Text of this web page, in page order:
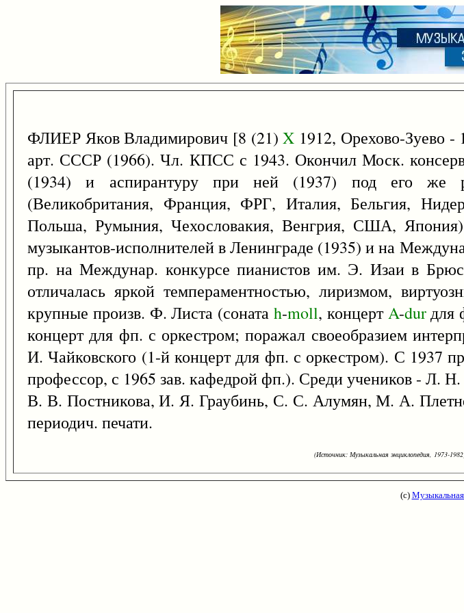
ФЛИЕР Яков Владимирович [8 (21)X 1912, Орехово-Зуево -
арт. СССР (1966). Чл. КПСС с 1943. Окончил Моск.
(1934) и аспирантуру при ней (1937) под его же
(Великобритания, Франция, ФРГ, Италия, Бельгия,
Польша, Румыния, Чехословакия, Венгрия, США,
музыкантов-исполнителей в Ленинграде (1935) и на
пр. на Междунар. конкурсе пианистов им. Э. Изаи в
отличалась яркой темпераментностью, лиризмом,
крупные произв. Ф. Листа (соната h-moll, концертA-durдля
концерт для фп. с оркестром; поражал своеобразием
И. Чайковского (1-й концерт для фп. с оркестром). С 1937
профессор, с 1965 зав. кафедрой фп.). Среди учеников -
В. В. Постникова, И. Я. Граубинь, С. С. Алумян, М. А.
периодич. печати.
(Источник: Музыкальная энциклопедия, 1973-
(с)